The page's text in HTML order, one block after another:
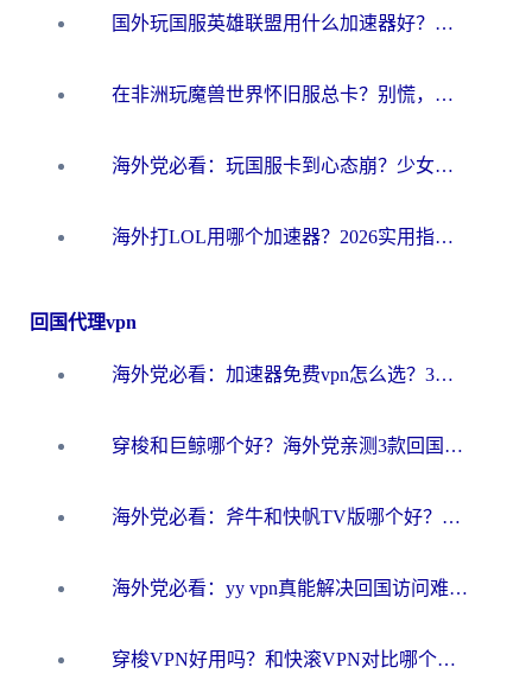
国外玩国服英雄联盟用什么加速器好？海外党亲测有效的国服游戏加速指南
在非洲玩魔兽世界怀旧服总卡？别慌，这份指南帮你丝滑开荒
海外党必看：玩国服卡到心态崩？少女前线云图计划加速器免费推荐+碧蓝航线足球世界流畅攻略
海外打LOL用哪个加速器？2026实用指南：从延迟到设备适配，一篇解决你的国服游戏痛点
回国代理vpn
海外党必看：加速器免费vpn怎么选？3步教你无缝访问国内资源
穿梭和巨鲸哪个好？海外党亲测3款回国加速器，教你避开90%的坑
海外党必看：斧牛和快帆TV版哪个好？3分钟选对回国加速器，无缝刷B站、追热剧
海外党必看：yy vpn真能解决回国访问难题？附云极initap测评+免费方案对比
穿梭VPN好用吗？和快滚VPN对比哪个回国效果更好？海外党选回国加速器必看指南